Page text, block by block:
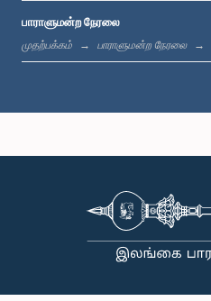
பி.ப. 12:05 - பி.ப. 12:13
பி.ப. 1:00 - பி.ப. 1:10
பி.ப. 1:10 - பி.ப. 1:19
பாராளுமன்ற நேரலை
முதற்பக்கம் பாராளுமன்ற நேரலை